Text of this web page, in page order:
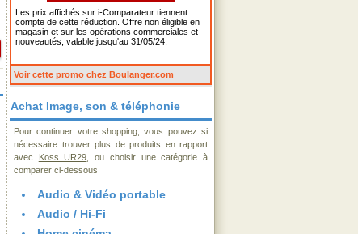
Les prix affichés sur i-Comparateur tiennent
compte de cette réduction. Offre non éligible en
magasin et sur les opérations commerciales et
nouveautés, valable jusqu'au 31/05/24.
Voir cette promo chez Boulanger.com
Achat Image, son & téléphonie
Pour continuer votre shopping, vous pouvez si
nécessaire trouver plus de produits en rapport
avec
Koss UR29 , ou choisir une catégorie à
comparer ci-dessous
Audio & Vidéo portable
Audio / Hi-Fi